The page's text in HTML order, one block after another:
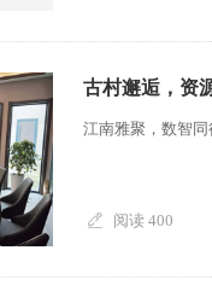
古村邂逅，资
江南雅聚，数智同
阅读 400